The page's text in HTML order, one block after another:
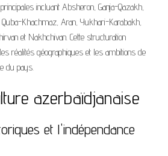
incluant Absheron, Ganja-Qazakh,
Khachmaz, Aran, Yukhari-Karabakh,
et Nakhchivan. Cette structuration
réalités géographiques et les ambitions de
du pays.
azerbaïdjanaise
et l'indépendance